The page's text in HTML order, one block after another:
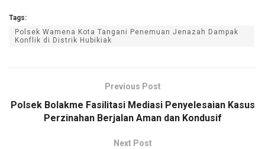
Tags:
Polsek Wamena Kota Tangani Penemuan Jenazah Dampak
Konflik di Distrik Hubikiak
Previous Post
Polsek Bolakme Fasilitasi Mediasi Penyelesaian Kasus
Perzinahan Berjalan Aman dan Kondusif
Next Post